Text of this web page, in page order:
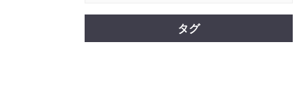
タグ